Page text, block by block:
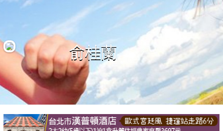
最新留言
商家合作
推薦景點
俞桂蘭